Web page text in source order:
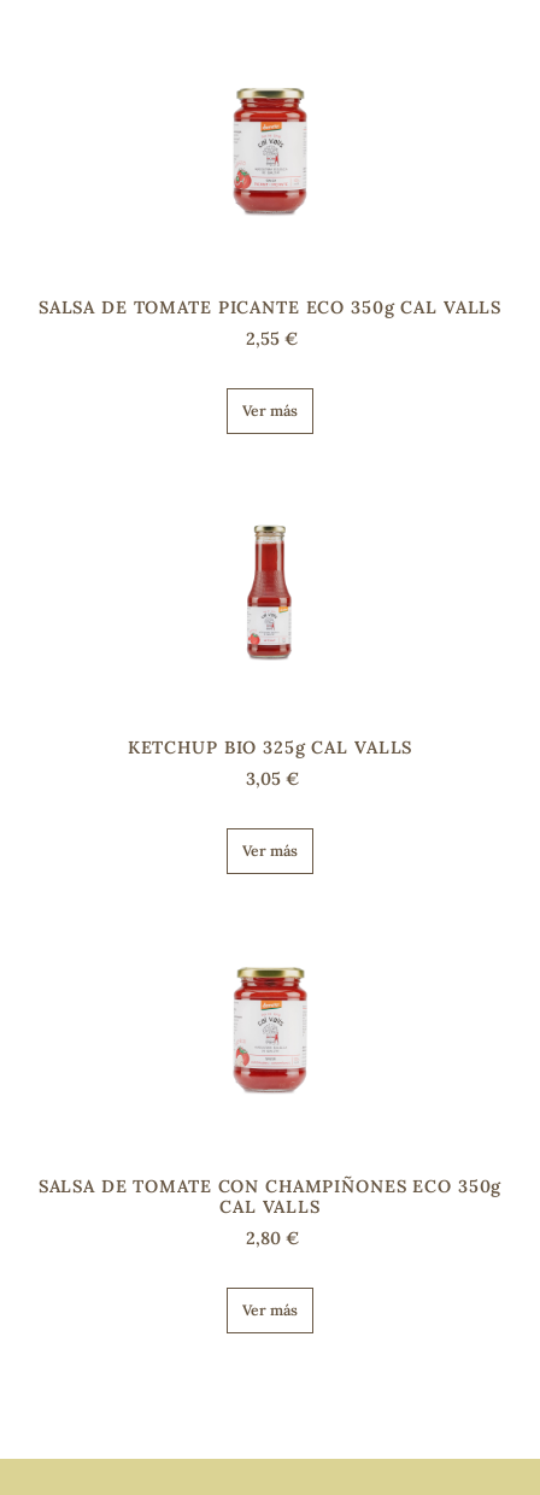
SALSA DE TOMATE PICANTE ECO 350g CAL VALLS
2,55 €
Ver más
KETCHUP BIO 325g CAL VALLS
3,05 €
Ver más
SALSA DE TOMATE CON CHAMPIÑONES ECO 350g
CAL VALLS
2,80 €
Ver más